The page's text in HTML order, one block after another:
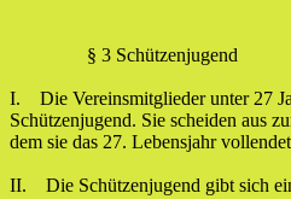
§ 3 Schützenjugend
I. Die Vereinsmitglieder unter 27
Schützenjugend. Sie scheiden aus
dem sie das 27. Lebensjahr
II. Die Schützenjugend gibt sich